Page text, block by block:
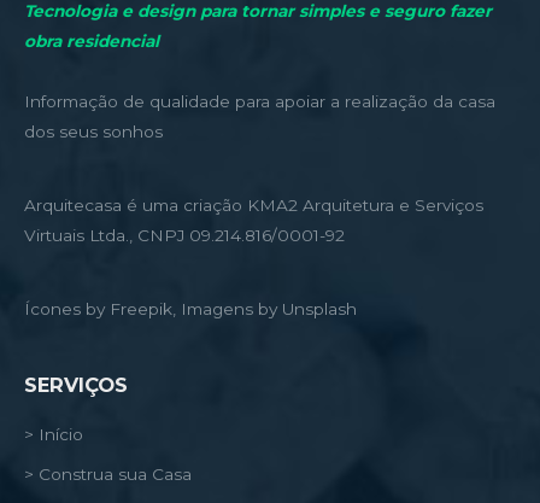
Tecnologia e design para tornar simples e seguro fazer
obra residencial
Informação de qualidade para apoiar a realização da casa
dos seus sonhos
Arquitecasa é uma criação KMA2 Arquitetura e Serviços
Virtuais Ltda., CNPJ 09.214.816/0001-92
Ícones by Freepik, Imagens by Unsplash
SERVIÇOS
> Início
> Construa sua Casa